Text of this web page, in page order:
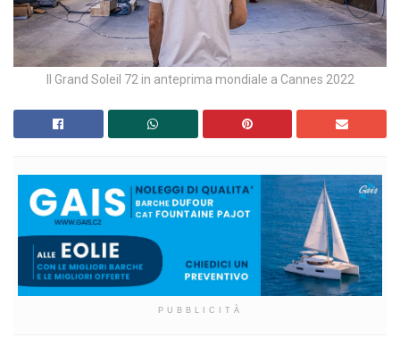
Il Grand Soleil 72 in anteprima mondiale a Cannes 2022
PUBBLICITÀ